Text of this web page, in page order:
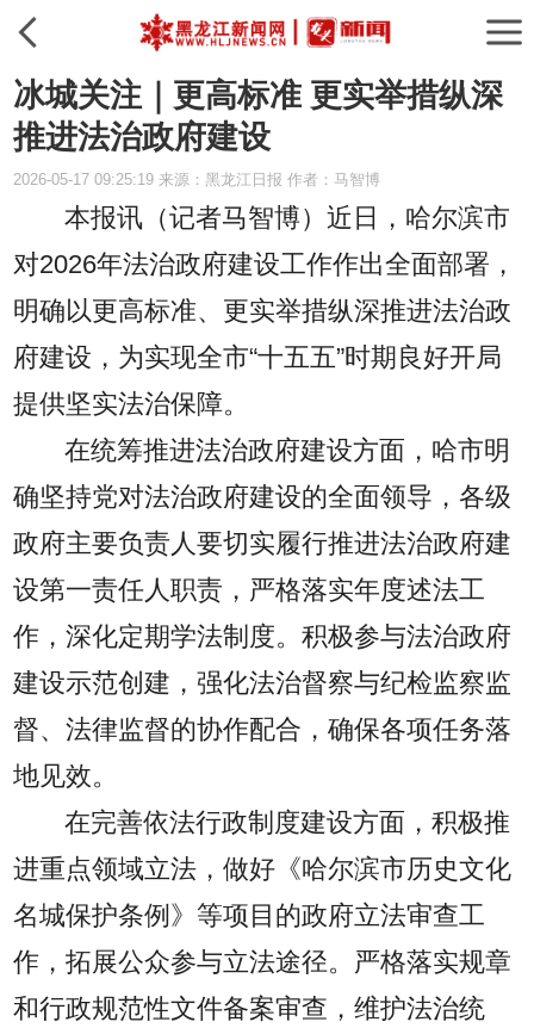
冰城关注｜更高标准 更实举措纵深
推进法治政府建设
2026-05-17 09:25:19 来源：黑龙江日报 作者：马智博
本报讯（记者马智博）近日，哈尔滨市
对2026年法治政府建设工作作出全面部署，
明确以更高标准、更实举措纵深推进法治政
府建设，为实现全市“十五五”时期良好开局
提供坚实法治保障。
在统筹推进法治政府建设方面，哈市明
确坚持党对法治政府建设的全面领导，各级
政府主要负责人要切实履行推进法治政府建
设第一责任人职责，严格落实年度述法工
作，深化定期学法制度。积极参与法治政府
建设示范创建，强化法治督察与纪检监察监
督、法律监督的协作配合，确保各项任务落
地见效。
在完善依法行政制度建设方面，积极推
进重点领域立法，做好《哈尔滨市历史文化
名城保护条例》等项目的政府立法审查工
作，拓展公众参与立法途径。严格落实规章
和行政规范性文件备案审查，维护法治统